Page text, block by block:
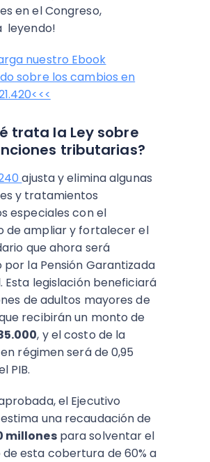
en el Congreso,
leyendo!
nuestro Ebook
sobre los cambios en
trata la Ley sobre
tributarias?
ajusta y elimina algunas
y tratamientos
especiales con el
de ampliar y fortalecer el
que ahora será
por la Pensión Garantizada
Esta legislación beneficiará
de adultos mayores de
recibirán un monto de
, y el costo de la
régimen será de 0,95
PIB.
el Ejecutivo
una recaudación de
millonespara solventar el
esta cobertura de 60% a